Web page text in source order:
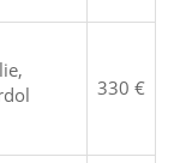
330 €